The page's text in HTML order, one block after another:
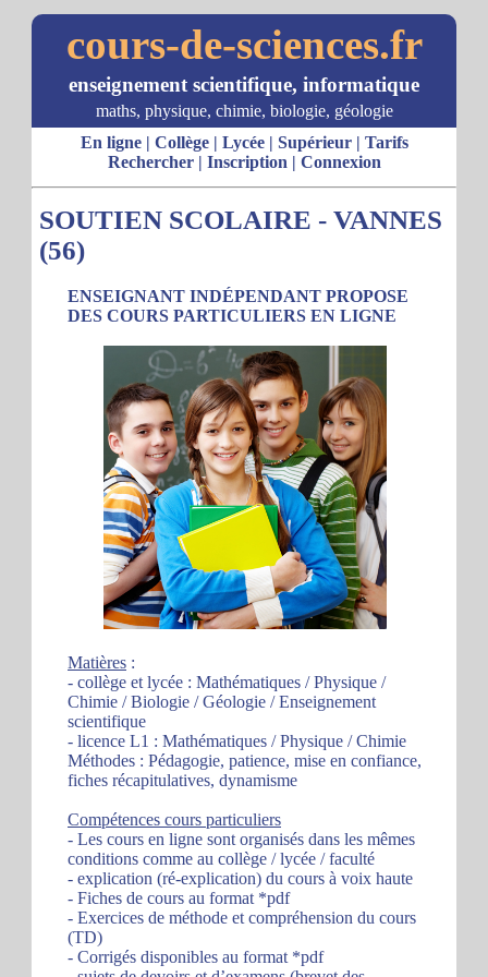
cours-de-sciences.fr
enseignement scientifique, informatique
maths, physique, chimie, biologie, géologie
En ligne| Collège| Lycée| Supérieur| Tarifs
Rechercher| Inscription | Connexion
SOUTIEN SCOLAIRE - VANNES
(56)
ENSEIGNANT INDÉPENDANT PROPOSE
DES COURS PARTICULIERS EN LIGNE
Matières :
- collège et lycée : Mathématiques / Physique /
Chimie / Biologie / Géologie / Enseignement
scientifique
- licence L1 : Mathématiques / Physique / Chimie
Méthodes : Pédagogie, patience, mise en confiance,
fiches récapitulatives, dynamisme
Compétences cours particuliers
- Les cours en ligne sont organisés dans les mêmes
conditions comme au collège / lycée / faculté
- explication (ré-explication) du cours à voix haute
- Fiches de cours au format *pdf
- Exercices de méthode et compréhension du cours
(TD)
- Corrigés disponibles au format *pdf